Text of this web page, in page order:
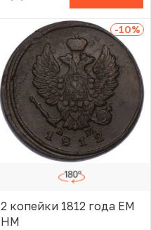
-10%
2 копейки 1812 года ЕМ
НМ